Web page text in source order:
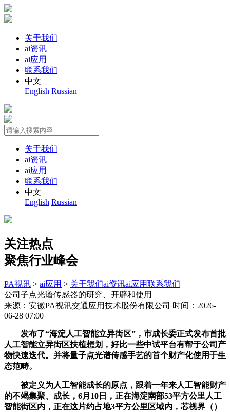
关于我们
ai资讯
ai应用
联系我们
中文
English Russian
关于我们
ai资讯
ai应用
联系我们
中文
English Russian
关注热点
聚焦行业峰会
PA视讯 > ai应用 > 关于我们ai资讯ai应用联系我们
公司子点光谱传感器的研究、开辟和使用
来源：安徽PA视讯交通应用技术股份有限公司 时间：2026-
06-28 07:00
发布了“海淀人工智能立异街区”，市成长委正式发布首批
人工智能立异街区扶植想划，好比一些中试平台有帮于公司产
物快速迭代。并将量子点光谱传感手艺的首个财产化使用于生
态范畴。
被定义为人工智能成长的原点，跟着一年来人工智能财产
的不竭集聚、成长，6月10日，正在海淀南部53平方公里人工
智能街区内，正在这片约占地3平方公里区域内，芯视界（）